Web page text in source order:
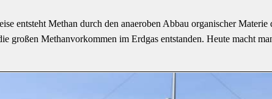
entsteht Methan durch den anaeroben Abbau organischer
großen Methanvorkommen im Erdgas entstanden. Heute macht